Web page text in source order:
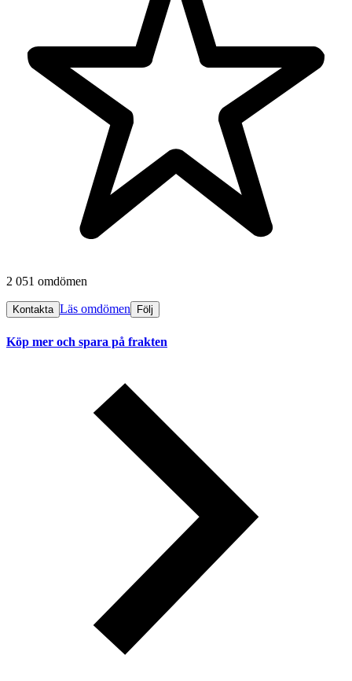
2 051 omdömen
Kontakta Läs omdömen Följ
Köp mer och spara på frakten